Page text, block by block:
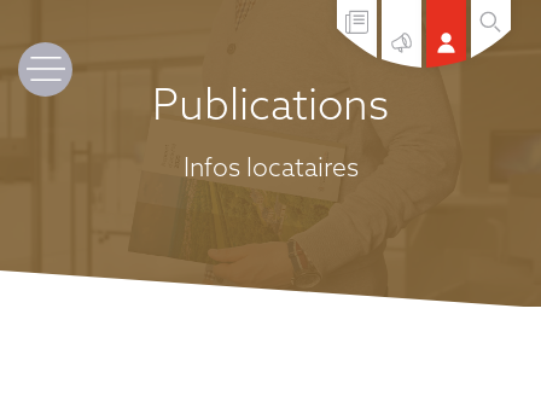
Publications
Infos locataires